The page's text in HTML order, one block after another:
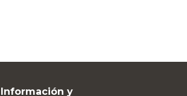
Información y